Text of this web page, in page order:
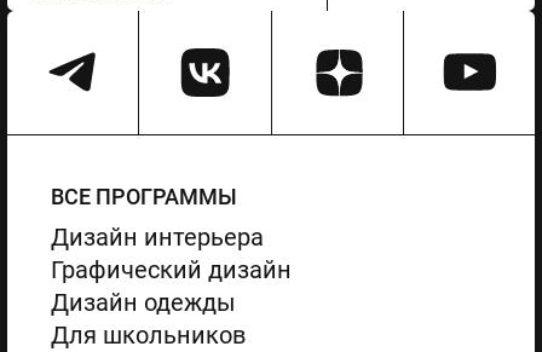
ВСЕ ПРОГРАММЫ
Дизайн интерьера
Графический дизайн
Дизайн одежды
Для школьников